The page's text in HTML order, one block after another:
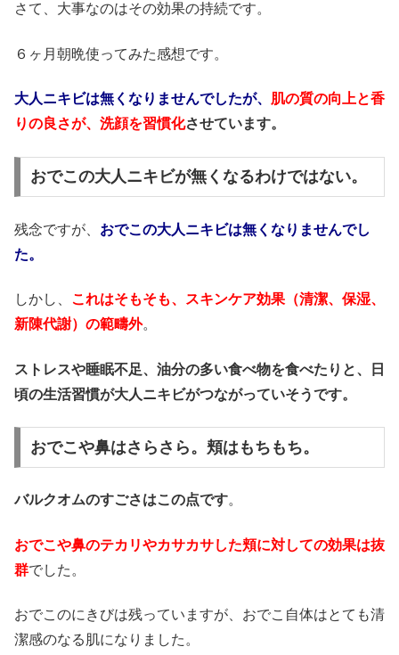
さて、大事なのはその効果の持続です。
６ヶ月朝晩使ってみた感想です。
大人ニキビは無くなりませんでしたが、 肌の質の向上と香
りの良さが、洗顔を習慣化させています。
おでこの大人ニキビが無くなるわけではない。
残念ですが、 おでこの大人ニキビは無くなりませんでし
た。
しかし、 これはそもそも、スキンケア効果（清潔、保湿、
新陳代謝）の範疇外。
ストレスや睡眠不足、油分の多い食べ物を食べたりと、日
頃の生活習慣が大人ニキビがつながっていそうです。
おでこや鼻はさらさら。頬はもちもち。
バルクオムのすごさはこの点です。
おでこや鼻のテカリやカサカサした頬に対しての効果は抜
群でした。
おでこのにきびは残っていますが、おでこ自体はとても清
潔感のなる肌になりました。